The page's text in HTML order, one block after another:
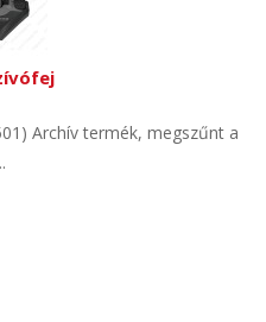
Archív termék, megszűnt a